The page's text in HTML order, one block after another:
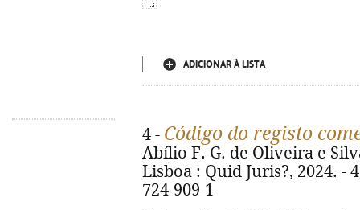
ADICIONAR À LISTA
4 - Código do registo
Abílio F. G. de Oliveira e
Lisboa : Quid Juris?, 2024. -
724-909-1